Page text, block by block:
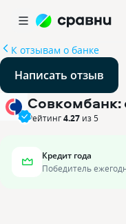
К отзывам о банке
Написать отзыв
Совкомбанк:
Рейтинг4.27 из 5
Кредит года
Победитель